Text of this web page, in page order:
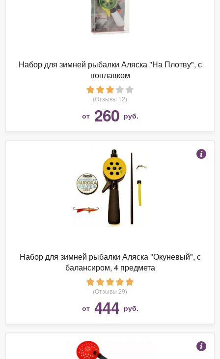
Набор для зимней рыбалки Аляска "На Плотву", с
поплавком
(Отзывы 12)
от 260 руб.
Набор для зимней рыбалки Аляска "Окуневый", с
балансиром, 4 предмета
(Отзывы 29)
от 444 руб.